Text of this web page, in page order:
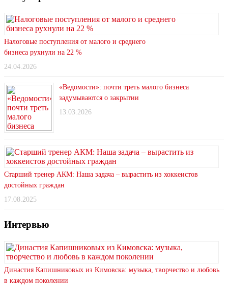
Налоговые поступления от малого и среднего
бизнеса рухнули на 22 %
24.04.2026
«Ведомости»: почти треть малого бизнеса
задумываются о закрытии
13.03.2026
Старший тренер АКМ: Наша задача – вырастить из хоккеистов
достойных граждан
17.08.2025
Интервью
Династия Капишниковых из Кимовска: музыка, творчество и любовь
в каждом поколении